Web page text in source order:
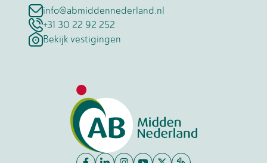
info@abmiddennederland.nl
+31 30 22 92 252
Bekijk vestigingen